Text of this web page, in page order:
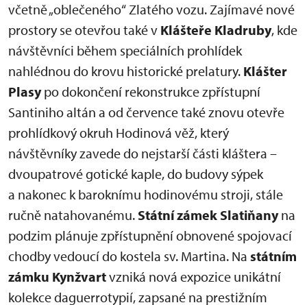
včetně „oblečeného“ Zlatého vozu. Zajímavé nové
prostory se otevřou také v Klášteře Kladruby, kde
návštěvníci během speciálních prohlídek
nahlédnou do krovu historické prelatury. Klášter
Plasypo dokončení rekonstrukce zpřístupní
Santiniho altán a od července také znovu otevře
prohlídkový okruh Hodinová věž, který
návštěvníky zavede do nejstarší části kláštera –
dvoupatrové gotické kaple, do budovy sýpek
a nakonec k baroknímu hodinovému stroji, stále
ručně natahovanému. Státní zámek Slatiňanyna
podzim plánuje zpřístupnění obnovené spojovací
chodby vedoucí do kostela sv. Martina. Na státním
zámku Kynžvartvzniká nová expozice unikátní
kolekce daguerrotypií, zapsané na prestižním